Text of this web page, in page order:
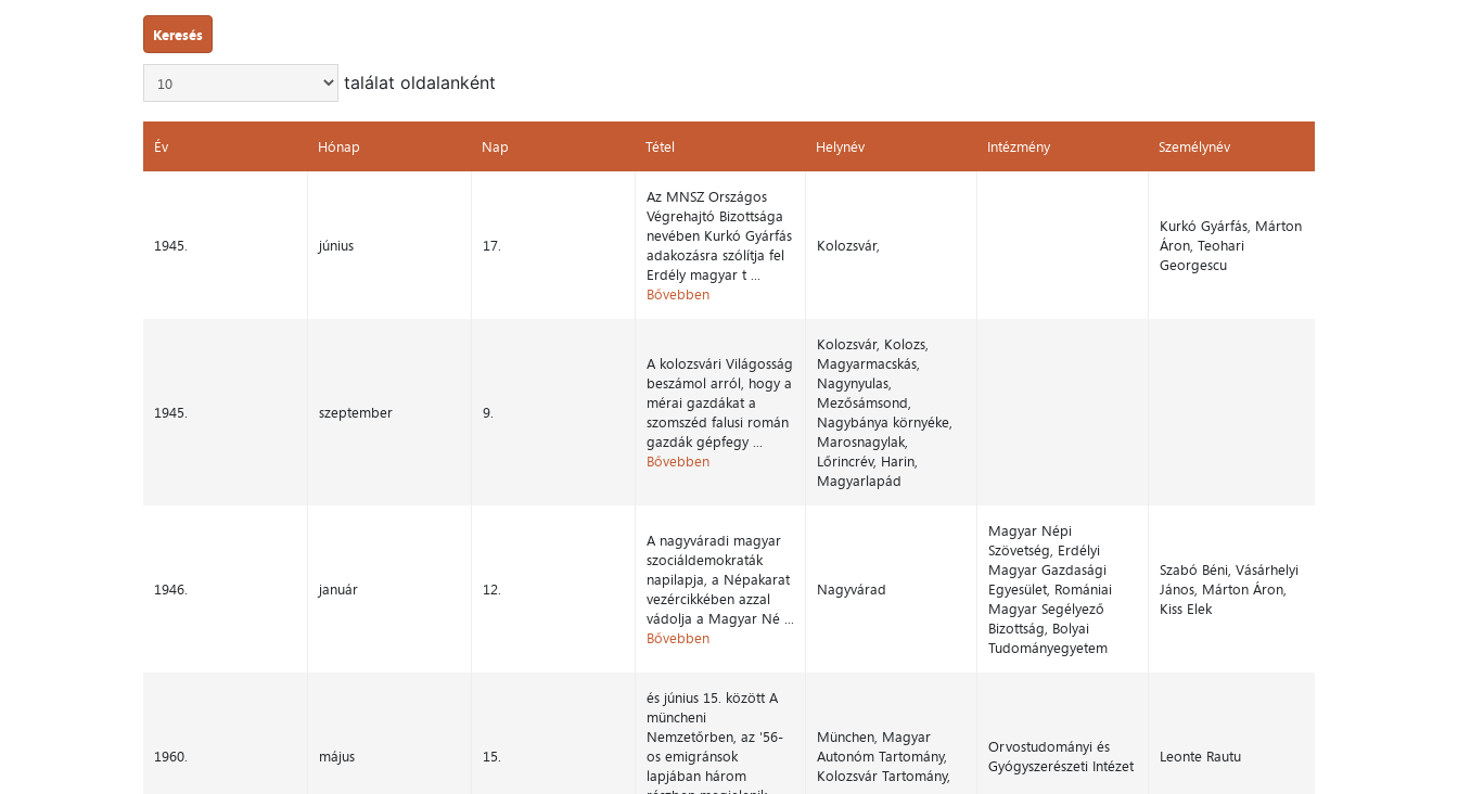
Keresés
találat oldalanként
Év Hónap Nap Tétel Helynév Intézmény
Személynév
1945. június 17.
Az MNSZ Országos
Végrehajtó Bizottsága
nevében Kurkó Gyárfás
adakozásra szólítja fel
Erdély magyar t ...
Bővebben
Kolozsvár,
Kurkó Gyárfás, Márton
Áron, Teohari
Georgescu
1945. szeptember 9.
A kolozsvári Világosság
beszámol arról, hogy a
mérai gazdákat a
szomszéd falusi román
gazdák gépfegy ...
Bővebben
Kolozsvár, Kolozs,
Magyarmacskás,
Nagynyulas,
Mezősámsond,
Nagybánya környéke,
Marosnagylak,
Lőrincrév, Harin,
Magyarlapád
1946. január 12.
A nagyváradi magyar
szociáldemokraták
napilapja, a Népakarat
vezércikkében azzal
vádolja a Magyar Né ...
Bővebben
Nagyvárad
Magyar Népi
Szövetség, Erdélyi
Magyar Gazdasági
Egyesület, Romániai
Magyar Segélyező
Bizottság, Bolyai
Tudományegyetem
Szabó Béni, Vásárhelyi
János, Márton Áron,
Kiss Elek
1960. május 15.
és június 15. között A
müncheni
Nemzetőrben, az '56-
os emigránsok
lapjában három
München, Magyar
Autonóm Tartomány,
Kolozsvár Tartomány,
Orvostudományi és
Gyógyszerészeti Intézet
Leonte Rautu